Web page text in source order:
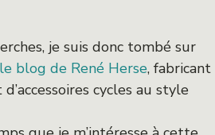
je suis donc tombé sur
le blog de René Herse, fabricant
cycles au style